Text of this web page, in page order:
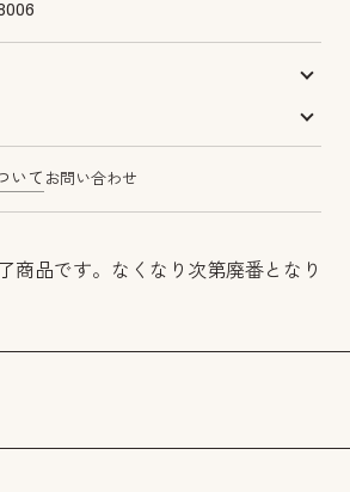
いて お問い合わせ
商品です。なくなり次第廃番となり